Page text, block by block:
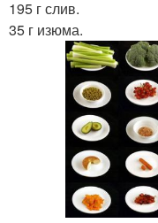
195 г слив.
35 г изюма.